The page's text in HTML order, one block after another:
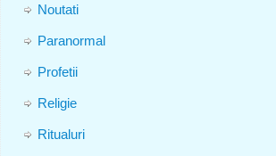
Noutati
Paranormal
Profetii
Religie
Ritualuri